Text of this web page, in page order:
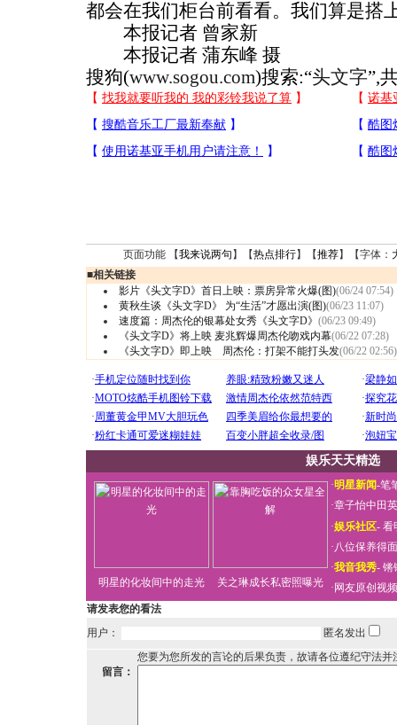
都会在我们柜台前看看。我们算是搭
本报记者 曾家新
本报记者 蒲东峰 摄
搜狗(www.sogou.com)搜索:“头文字”,
页面功能 【我来说两句 】【热点排行】【推荐】【字体：
■相关链接
影片《头文字D》首日上映：票房异常火爆(图)(06/24 07:54)
黄秋生谈《头文字D》 为“生活”才愿出演(图)(06/23 11:07)
速度篇：周杰伦的银幕处女秀《头文字D》 (06/23 09:49)
《头文字D》将上映 麦兆辉爆周杰伦吻戏内幕(06/22 07:28)
《头文字D》即上映 周杰伦：打架不能打头发(06/22 02:56)
娱乐天天精选
明星的化妆间中的走光 关之琳成长私密照曝光
·明星新闻-笔
·章子怡中田
·娱乐社区- 看
·八位保养得
·我音我秀- 锵
· 网友原创视
请发表您的看法
用户：
匿名发出
您要为您所发的言论的后果负责，故请各位遵纪守法并
留言：